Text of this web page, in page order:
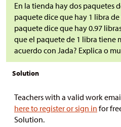
En la tienda hay dos paquetes
paquete dice que hay 1 libra
paquete dice que hay 0.97
que el paquete de 1 libra tiene
acuerdo con Jada? Explica o
Solution
Teachers with a valid work
here to register or sign in for
Solution.